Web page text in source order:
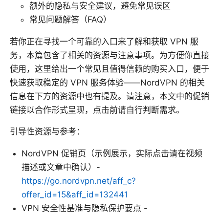
额外的隐私与安全建议，避免常见误区
常见问题解答（FAQ）
若你正在寻找一个可靠的入口来了解和获取 VPN 服
务，本篇包含了相关的资源与注意事项。为方便你直接
使用，这里给出一个常见且值得信赖的购买入口，便于
快速获取稳定的 VPN 服务体验——NordVPN 的相关
信息在下方的资源中也有提及。请注意，本文中的促销
链接以合作形式呈现，点击前请自行判断需求。
引导性资源与参考：
NordVPN 促销页（示例展示，实际点击请在视频
描述或文章中确认）-
https://go.nordvpn.net/aff_c?
offer_id=15&aff_id=132441
VPN 安全性基准与隐私保护要点 -